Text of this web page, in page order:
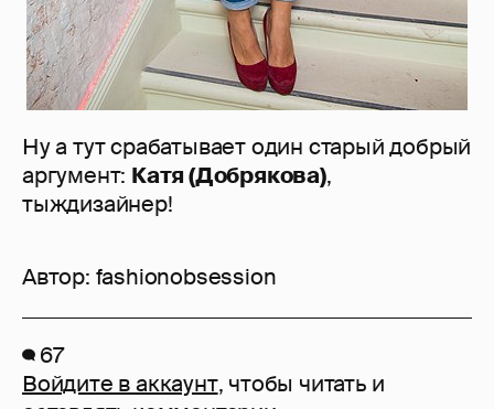
Ну а тут срабатывает один старый добрый
аргумент: Катя (Добрякова),
тыждизайнер!
Автор: fashionobsession
67
Войдите в аккаунт, чтобы читать и